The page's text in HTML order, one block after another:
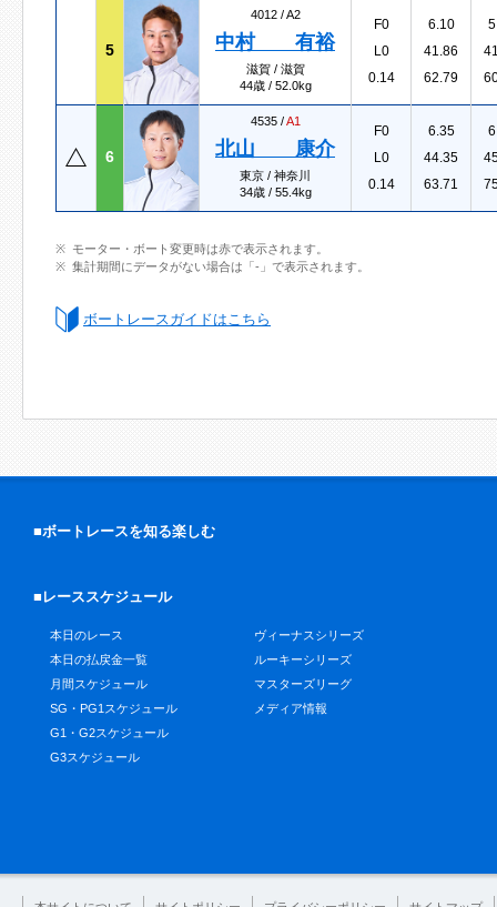
5
4012 /A2
中村 有裕
滋賀 / 滋賀
44歳 / 52.0kg
F0
L0
0.14
6.10
41.86
62.79
6
4535 /A1
北山 康介
東京 / 神奈川
34歳 / 55.4kg
F0
L0
0.14
6.35
44.35
63.71
モーター・ボート変更時は赤で表示されます。
集計期間にデータがない場合は「-」で表示されます。
ボートレースガイドはこちら
■ボートレースを知る楽しむ
■レーススケジュール
本日のレース
本日の払戻金一覧
月間スケジュール
SG・PG1スケジュール
G1・G2スケジュール
G3スケジュール
ヴィーナスシリーズ
ルーキーシリーズ
マスターズリーグ
メディア情報